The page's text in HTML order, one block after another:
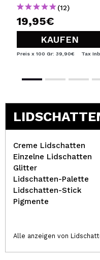
(12)
19,95€
KAUFEN
Preis x 100 Gr: 39,90€ Tax Inb.
Creme Lidschatten
Einzelne Lidschatten
Glitter
Lidschatten-Palette
Lidschatten-Stick
Pigmente
Alle anzeigen von